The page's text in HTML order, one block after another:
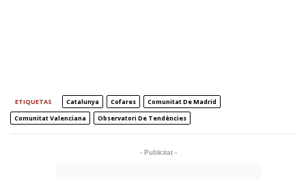
ETIQUETAS Catalunya Cofares
Comunitat De Madrid
Comunitat Valenciana
Observatori De Tendències
- Publicitat -